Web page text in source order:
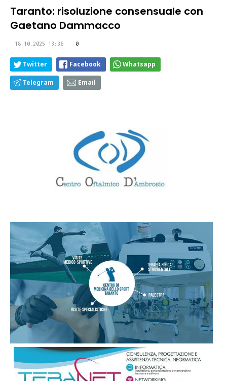
Taranto: risoluzione consensuale con
Gaetano Dammacco
18.10.2025 13:36 0
Twitter Facebook Whatsapp
Telegram Email